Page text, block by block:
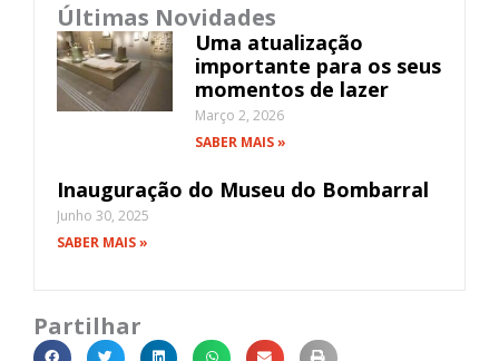
Últimas Novidades
Uma atualização
importante para os seus
momentos de lazer
Março 2, 2026
SABER MAIS »
Inauguração do Museu do Bombarral
Junho 30, 2025
SABER MAIS »
Partilhar